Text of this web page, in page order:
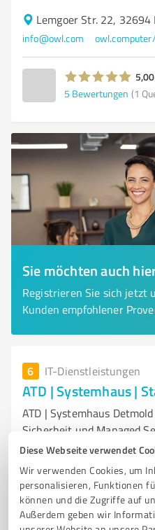
Diese Webseite verwendet
Wir verwenden Cookies, um
personalisieren, Funktionen
können und die Zugriffe auf
Außerdem geben wir
Lemgoer Str. 22,
info@owl.com
5 Bewertungen (1
Sie möchten auch
Registrieren Sie sich jetzt
Kunden empfohlener
6 IT-Dienstleistungen
ATD | Systemhaus |
ATD | Systemhaus
Sicherheit und Managed
IT-DIENSTLEISTUNGEN IT-
DIGITALISIERUNG IT-INFRASTRUKTUR
Westerfeldstraße 13,
Tel. 0531 238240